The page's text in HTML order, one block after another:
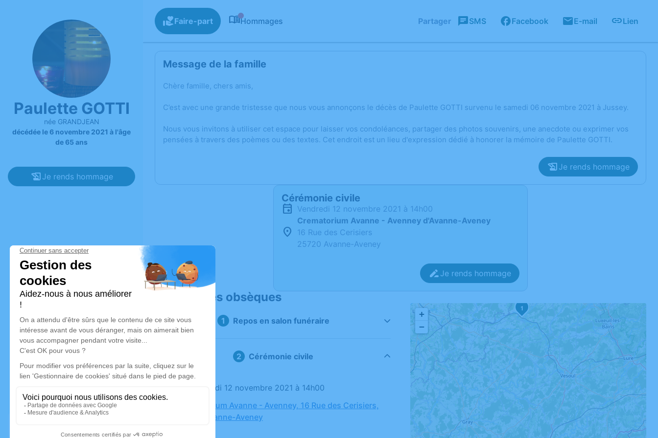
Paulette GOTTI
née GRANDJEAN
décédée le 6 novembre 2021 à l'âge
de 65 ans
Je rends hommage
Faire-part Hommages Partager SMS Facebook E-mail Lien
Message de la famille
Chère famille, chers amis,
C’est avec une grande tristesse que nous vous annonçons le décès de Paulette GOTTI survenu le samedi 06 novembre 2021 à Jussey.
Nous vous invitons à utiliser cet espace pour laisser vos condoléances, partager des photos souvenirs, une anecdote ou exprimer vos
pensées à travers des poèmes ou des textes. Cet endroit est un lieu d'expression dédié à honorer la mémoire de Paulette GOTTI.
Je rends hommage
Cérémonie civile
vendredi 12 novembre 2021 à 14h00
Crematorium Avanne - Avenney d'Avanne-Aveney
16 Rue des Cerisiers
25720 Avanne-Aveney
Je rends hommage
Déroulé des obsèques
Repos en salon funéraire
Cérémonie civile
Le vendredi 12 novembre 2021 à 14h00
Crematorium Avanne - Avenney, 16 Rue des Cerisiers,
25720 Avanne-Aveney
1
+
−